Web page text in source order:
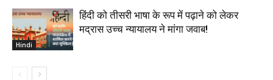
Hindi
हिंदी को तीसरी भाषा के रूप में पढ़ाने को लेकर
मद्रास उच्च न्यायालय ने मांगा जवाब!